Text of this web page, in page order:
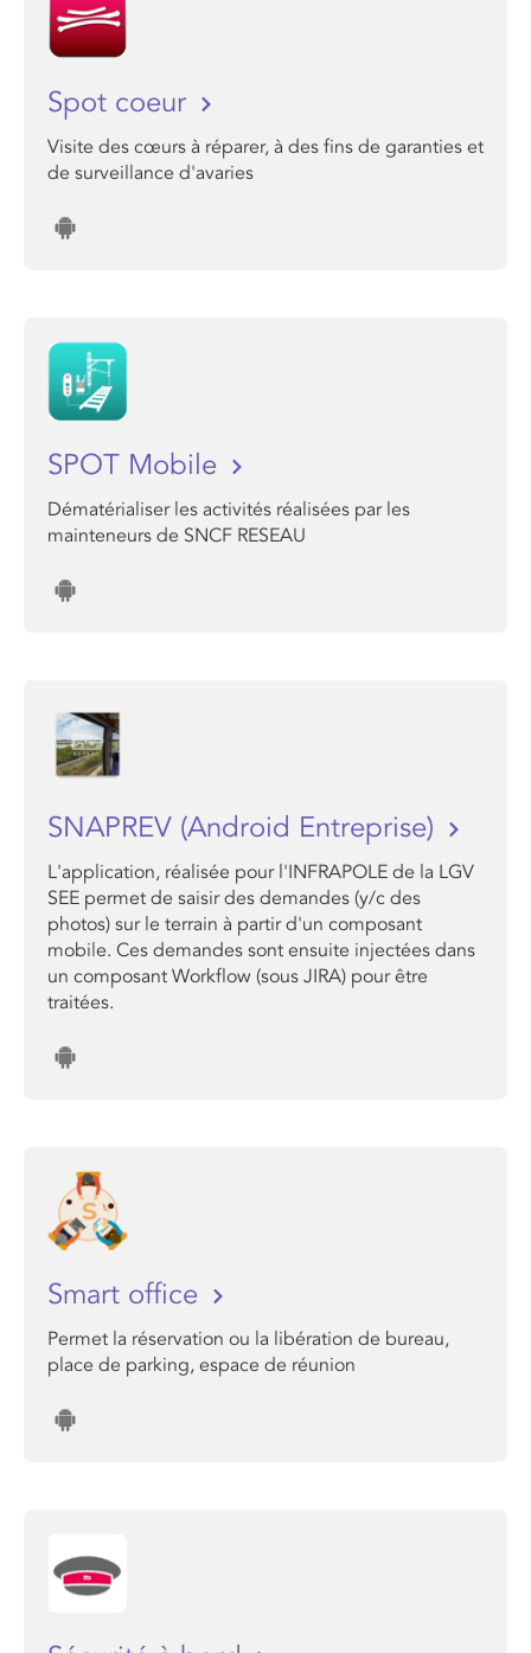
Spot coeur
Visite des cœurs à réparer, à des fins de garanties et
de surveillance d'avaries
SPOT Mobile
Dématérialiser les activités réalisées par les
mainteneurs de SNCF RESEAU
SNAPREV (Android Entreprise)
L'application, réalisée pour l'INFRAPOLE de la LGV
SEE permet de saisir des demandes (y/c des
photos) sur le terrain à partir d'un composant
mobile. Ces demandes sont ensuite injectées dans
un composant Workflow (sous JIRA) pour être
traitées.
Smart office
Permet la réservation ou la libération de bureau,
place de parking, espace de réunion